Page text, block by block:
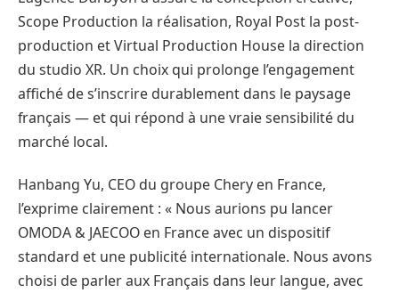
Scope Production la réalisation, Royal Post la post-
production et Virtual Production House la direction
du studio XR. Un choix qui prolonge l’engagement
affiché de s’inscrire durablement dans le paysage
français — et qui répond à une vraie sensibilité du
marché local.
Hanbang Yu, CEO du groupe Chery en France,
l’exprime clairement : « Nous aurions pu lancer
OMODA & JAECOO en France avec un dispositif
standard et une publicité internationale. Nous avons
choisi de parler aux Français dans leur langue, avec